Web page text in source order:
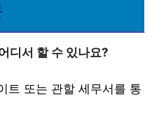
디서 할 수 있나요?
트 또는 관할 세무서를 통